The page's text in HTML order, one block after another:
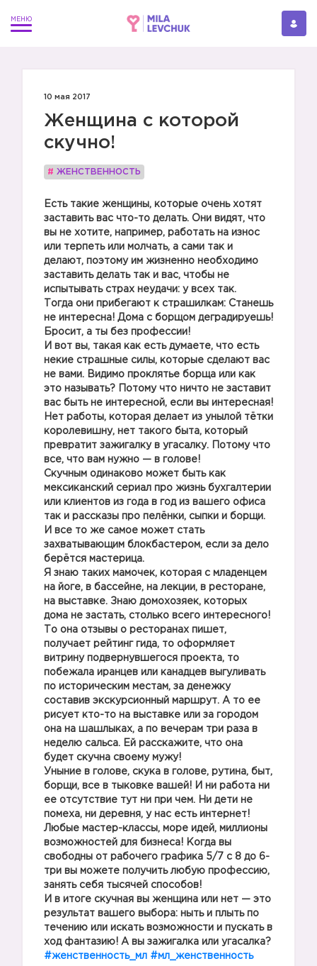
10 мая 2017
Женщина с которой
скучно!
# ЖЕНСТВЕННОСТЬ
Есть такие женщины, которые очень хотят
заставить вас что-то делать. Они видят, что
вы не хотите, например, работать на износ
или терпеть или молчать, а сами так и
делают, поэтому им жизненно необходимо
заставить делать так и вас, чтобы не
испытывать страх неудачи: у всех так.
Тогда они прибегают к страшилкам: Станешь
не интересна! Дома с борщом деградируешь!
Бросит, а ты без профессии!
И вот вы, такая как есть думаете, что есть
некие страшные силы, которые сделают вас
не вами. Видимо проклятье борща или как
это называть? Потому что ничто не заставит
вас быть не интересной, если вы интересная!
Нет работы, которая делает из унылой тётки
королевишну, нет такого быта, который
превратит зажигалку в угасалку. Потому что
все, что вам нужно — в голове!
Скучным одинаково может быть как
мексиканский сериал про жизнь бухгалтерии
или клиентов из года в год из вашего офиса
так и рассказы про пелёнки, сыпки и борщи.
И все то же самое может стать
захватывающим блокбастером, если за дело
берётся мастерица.
Я знаю таких мамочек, которая с младенцем
на йоге, в бассейне, на лекции, в ресторане,
на выставке. Знаю домохозяек, которых
дома не застать, столько всего интересного!
То она отзывы о ресторанах пишет,
получает рейтинг гида, то оформляет
витрину подвернувшегося проекта, то
побежала иранцев или канадцев выгуливать
по историческим местам, за денежку
составив экскурсионный маршрут. А то ее
рисует кто-то на выставке или за городом
она на шашлыках, а по вечерам три раза в
неделю сальса. Ей расскажите, что она
будет скучна своему мужу!
Уныние в голове, скука в голове, рутина, быт,
борщи, все в тыковке вашей! И ни работа ни
ее отсутствие тут ни при чем. Ни дети не
помеха, ни деревня, у нас есть интернет!
Любые мастер-классы, море идей, миллионы
возможностей для бизнеса! Когда вы
свободны от рабочего графика 5/7 с 8 до 6-
три вы можете получить любую профессию,
занять себя тысячей способов!
И в итоге скучная вы женщина или нет — это
результат вашего выбора: ныть и плыть по
течению или искать возможности и пускать в
ход фантазию! А вы зажигалка или угасалка?
#женственность_мл #мл_женственность